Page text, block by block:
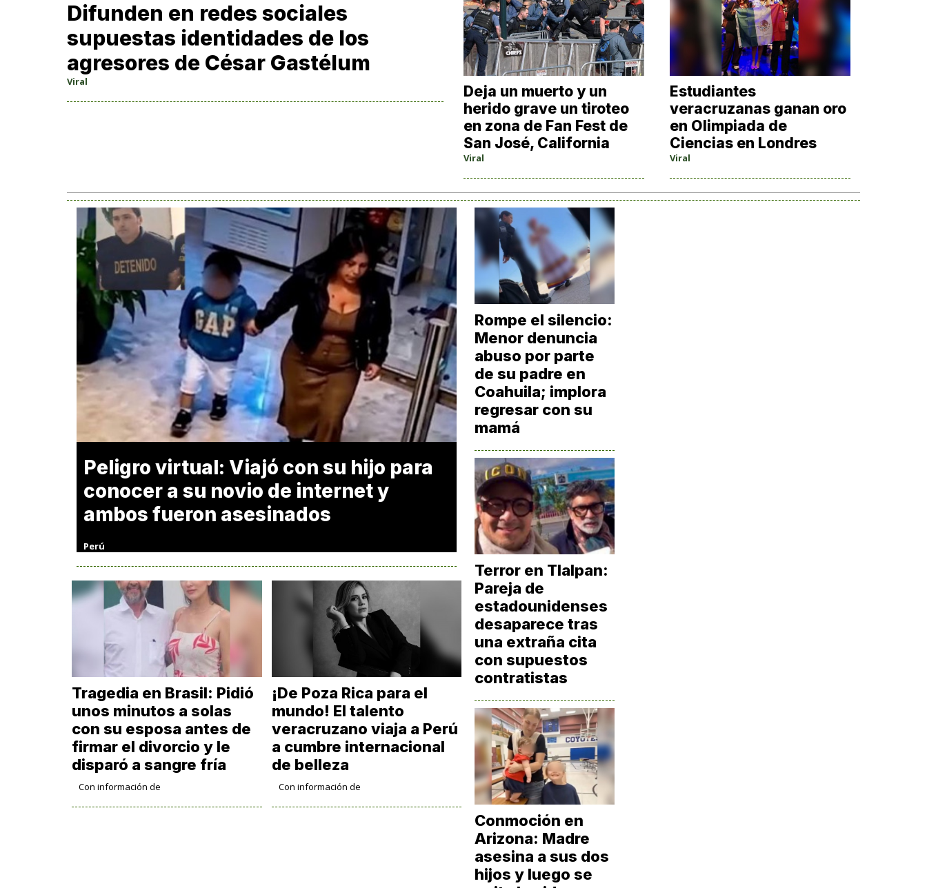
Difunden en redes sociales
supuestas identidades de los
agresores de César Gastélum
Viral
Deja un muerto y un
herido grave un tiroteo
en zona de Fan Fest de
San José, California
Viral
Estudiantes
veracruzanas ganan oro
en Olimpiada de
Ciencias en Londres
Viral
Peligro virtual: Viajó con su hijo para
conocer a su novio de internet y
ambos fueron asesinados
Perú
Tragedia en Brasil: Pidió
unos minutos a solas
con su esposa antes de
firmar el divorcio y le
disparó a sangre fría
Con información de
¡De Poza Rica para el
mundo! El talento
veracruzano viaja a Perú
a cumbre internacional
de belleza
Con información de
Rompe el silencio:
Menor denuncia
abuso por parte
de su padre en
Coahuila; implora
regresar con su
mamá
Terror en Tlalpan:
Pareja de
estadounidenses
desaparece tras
una extraña cita
con supuestos
contratistas
Conmoción en
Arizona: Madre
asesina a sus dos
hijos y luego se